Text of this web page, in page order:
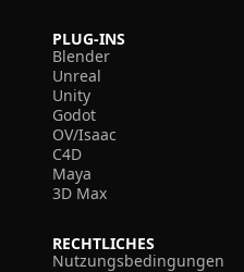
PLUG-INS
Blender
Unreal
Unity
Godot
OV/Isaac
C4D
Maya
3D Max
RECHTLICHES
Nutzungsbedingungen